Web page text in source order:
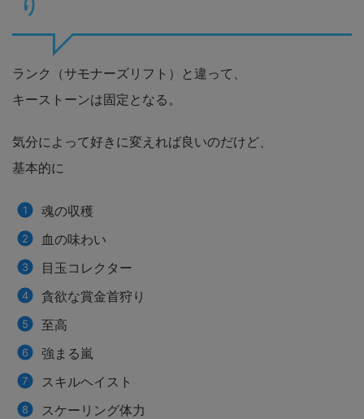
り
ランク（サモナーズリフト）と違って、
キーストーンは固定となる。
気分によって好きに変えれば良いのだけど、
基本的に
魂の収穫
血の味わい
目玉コレクター
貪欲な賞金首狩り
至高
強まる嵐
スキルヘイスト
スケーリング体力